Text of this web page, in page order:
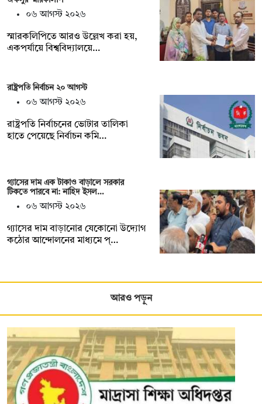
০৬ আগস্ট ২০২৬
স্মারকলিপিতে আরও উল্লেখ করা হয়,
একপর্যায়ে বিশ্ববিদ্যালয়ে…
রাষ্ট্রপতি নির্বাচন ২০ আগস্ট
০৬ আগস্ট ২০২৬
রাষ্ট্রপতি নির্বাচনের ভোটার তালিকা
হাতে পেয়েছে নির্বাচন কমি…
গ্যাসের দাম এক টাকাও বাড়ালে সরকার
টিকতে পারবে না: নাহিদ ইসল…
০৬ আগস্ট ২০২৬
গ্যাসের দাম বাড়ানোর যেকোনো উদ্যোগ
কঠোর আন্দোলনের মাধ্যমে প্…
আরও পড়ুন